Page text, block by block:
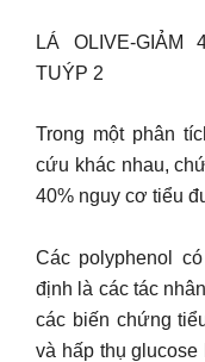
LÁ OLIVE-
TUÝP 2
Trong một phân
cứu khác nhau,
40% nguy cơ tiểu
Các polyphenol
định là các tác
các biến chứng
và hấp thụ